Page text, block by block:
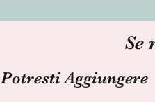
Se
Potresti Aggiungere